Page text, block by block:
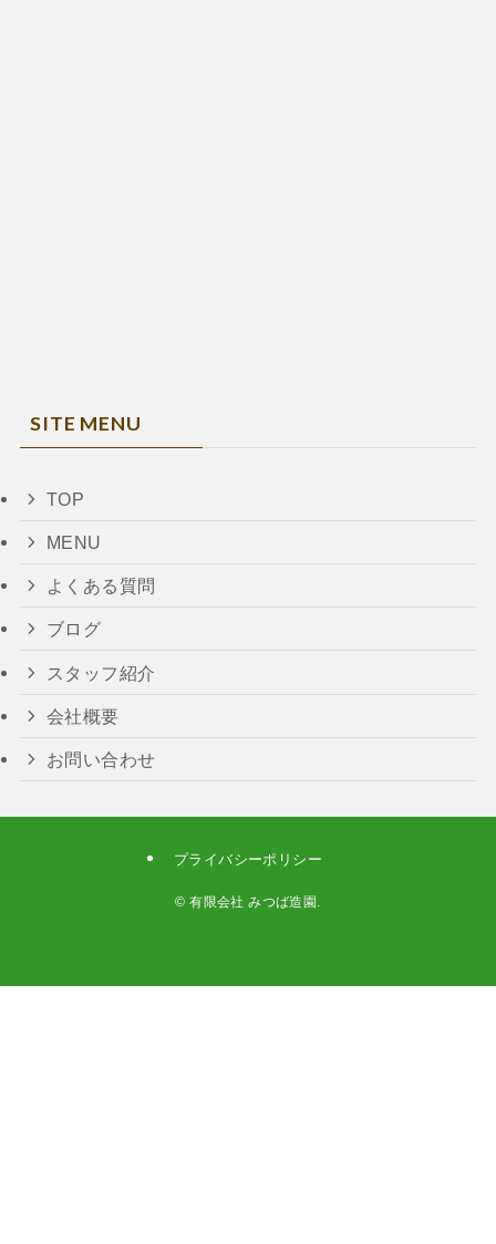
SITE MENU
TOP
MENU
よくある質問
ブログ
スタッフ紹介
会社概要
お問い合わせ
プライバシーポリシー
© 有限会社 みつば造園.